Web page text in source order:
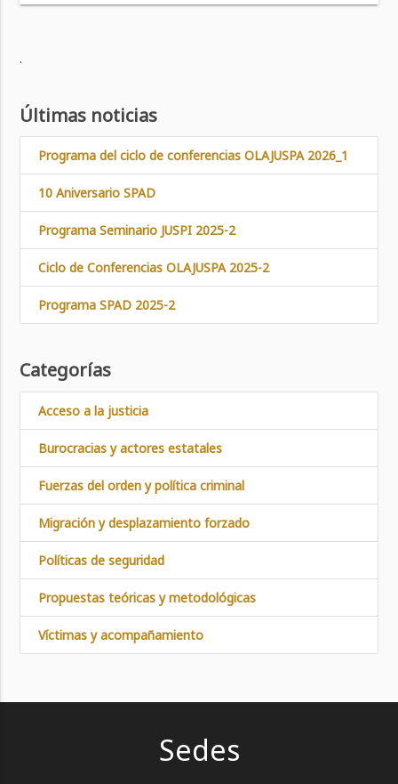
.
Últimas noticias
Programa del ciclo de conferencias OLAJUSPA 2026_1
10 Aniversario SPAD
Programa Seminario JUSPI 2025-2
Ciclo de Conferencias OLAJUSPA 2025-2
Programa SPAD 2025-2
Categorías
Acceso a la justicia
Burocracias y actores estatales
Fuerzas del orden y política criminal
Migración y desplazamiento forzado
Políticas de seguridad
Propuestas teóricas y metodológicas
Víctimas y acompañamiento
Sedes